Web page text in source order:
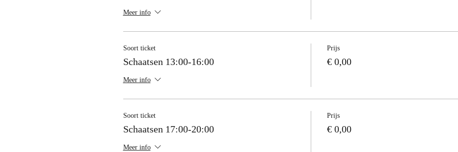
Meer info
Soort ticket
Schaatsen 13:00-16:00
Meer info
Prijs
€ 0,00
Soort ticket
Schaatsen 17:00-20:00
Meer info
Prijs
€ 0,00